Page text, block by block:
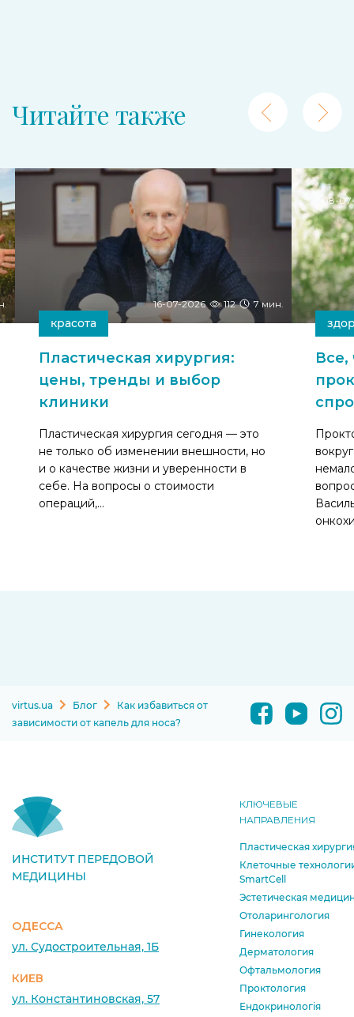
Читайте также
16-07-2026 112 7 мин.
красота
Пластическая хирургия:
цены, тренды и выбор
клиники
Пластическая хирургия сегодня — это
не только об изменении внешности, но
и о качестве жизни и уверенности в
себе. На вопросы о стоимости
операций,…
08-
Все,
virtus.ua Блог
Как избавиться от
зависимости от капель для носа?
ИНСТИТУТ ПЕРЕДОВОЙ
МЕДИЦИНЫ
ОДЕССА
ул. Судостроительная, 1Б
КИЕВ
ул. Константиновская, 57
КЛЮЧЕВЫЕ
НАПРАВЛЕНИЯ
Пластическая
Клеточные
SmartCell
Эстетическая
Отоларингология
Гинекология
Дерматология
Офтальмология
Проктология
Ендокринологія